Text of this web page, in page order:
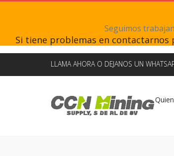
Seguimos
Si tiene problemas en
LLAMA AHORA O DEJANOS UN